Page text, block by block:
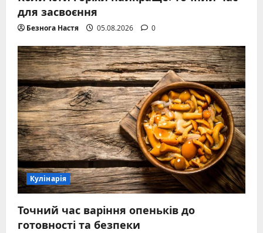
для засвоєння
Безнога Настя 05.08.2026 0
Кулінарія
Точний час варіння опеньків до
готовності та безпеки